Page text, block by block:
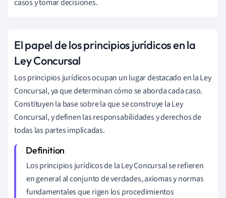
casos y tomar decisiones.
El papel de los principios jurídicos en la
Ley Concursal
Los principios jurídicos ocupan un lugar destacado en la Ley
Concursal, ya que determinan cómo se aborda cada caso.
Constituyen la base sobre la que se construye la Ley
Concursal, y definen las responsabilidades y derechos de
todas las partes implicadas.
Los principios jurídicos de la Ley Concursal se refieren
en general al conjunto de verdades, axiomas y normas
fundamentales que rigen los procedimientos